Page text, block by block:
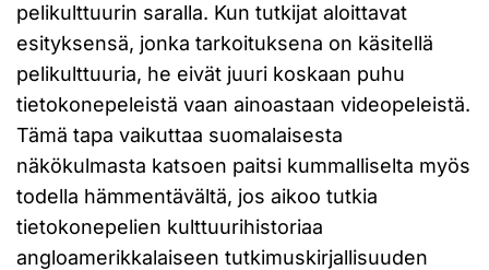
pelikulttuurin saralla. Kun tutkijat aloittavat
esityksensä, jonka tarkoituksena on käsitellä
pelikulttuuria, he eivät juuri koskaan puhu
tietokonepeleistä vaan ainoastaan videopeleistä.
Tämä tapa vaikuttaa suomalaisesta
näkökulmasta katsoen paitsi kummalliselta myös
todella hämmentävältä, jos aikoo tutkia
tietokonepelien kulttuurihistoriaa
angloamerikkalaiseen tutkimuskirjallisuuden